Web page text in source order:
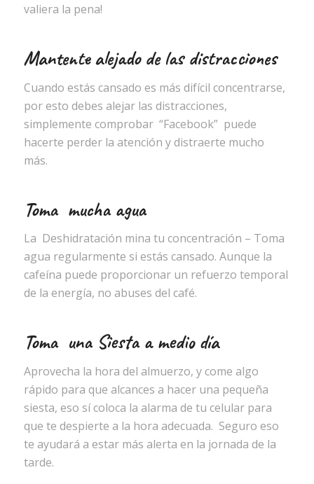
valiera la pena!
Mantente alejado de las distracciones
Cuando estás cansado es más difícil concentrarse,
por esto debes alejar las distracciones,
simplemente comprobar “Facebook” puede
hacerte perder la atención y distraerte mucho
más.
Toma mucha agua
La Deshidratación mina tu concentración – Toma
agua regularmente si estás cansado. Aunque la
cafeína puede proporcionar un refuerzo temporal
de la energía, no abuses del café.
Toma una Siesta a medio día
Aprovecha la hora del almuerzo, y come algo
rápido para que alcances a hacer una pequeña
siesta, eso sí coloca la alarma de tu celular para
que te despierte a la hora adecuada. Seguro eso
te ayudará a estar más alerta en la jornada de la
tarde.